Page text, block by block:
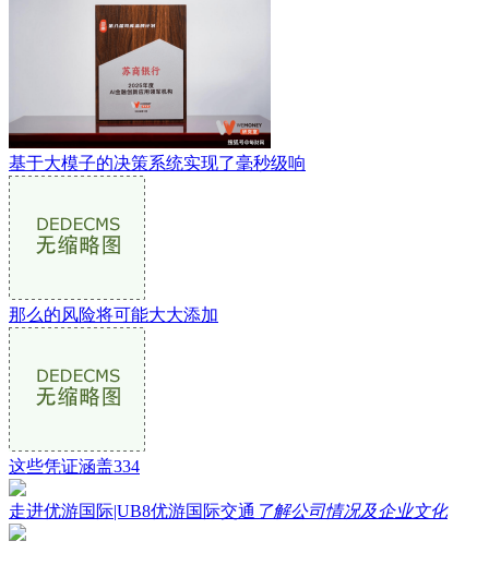
基于大模子的决策系统实现了毫秒级响
那么的风险将可能大大添加
这些凭证涵盖334
走进优游国际|UB8优游国际交通 了解公司情况及企业文化